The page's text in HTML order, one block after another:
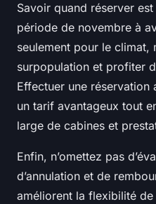
Savoir quand réserver
période de novembre à
seulement pour le climat,
surpopulation et profiter
Effectuer une réservation
un tarif avantageux tout
large de cabines et
Enfin, n’omettez pas
d’annulation et de
améliorent la flexibilité